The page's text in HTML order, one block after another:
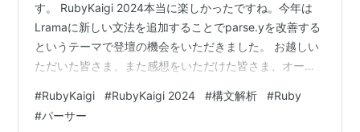
す。 RubyKaigi 2024本当に楽しかったですね。今年は
Lramaに新しい文法を追加することでparse.yを改善する
というテーマで登壇の機会をいただきました。 お越しい
ただいた皆さま、また感想をいただけた皆さま、オーガ
した。 speakerdeck.com さて、 6/25(火) の19時から
LR Parser Night w/ Asakusa.rb というイベントを、永和
#RubyKaigi #RubyKaigi 2024 #構文解析 #Ruby
#パーサー